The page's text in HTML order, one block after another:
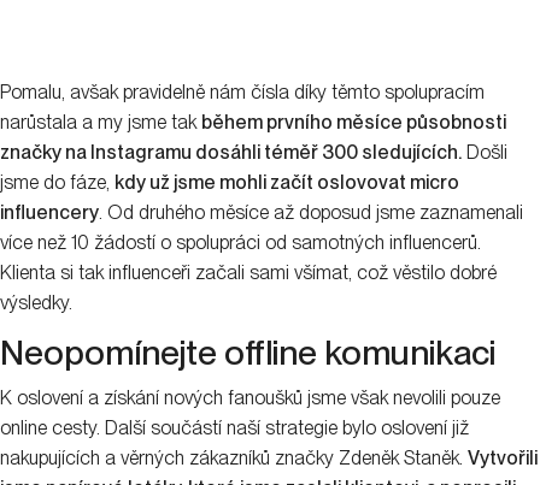
Pomalu, avšak pravidelně nám čísla díky těmto spolupracím
narůstala a my jsme tak během prvního měsíce působnosti
značky na Instagramu dosáhli téměř 300 sledujících. Došli
jsme do fáze, kdy už jsme mohli začít oslovovat micro
influencery . Od druhého měsíce až doposud jsme zaznamenali
více než 10 žádostí o spolupráci od samotných influencerů.
Klienta si tak influenceři začali sami všímat, což věstilo dobré
výsledky.
Neopomínejte offline komunikaci
K oslovení a získání nových fanoušků jsme však nevolili pouze
online cesty. Další součástí naší strategie bylo oslovení již
nakupujících a věrných zákazníků značky Zdeněk Staněk. Vytvořili